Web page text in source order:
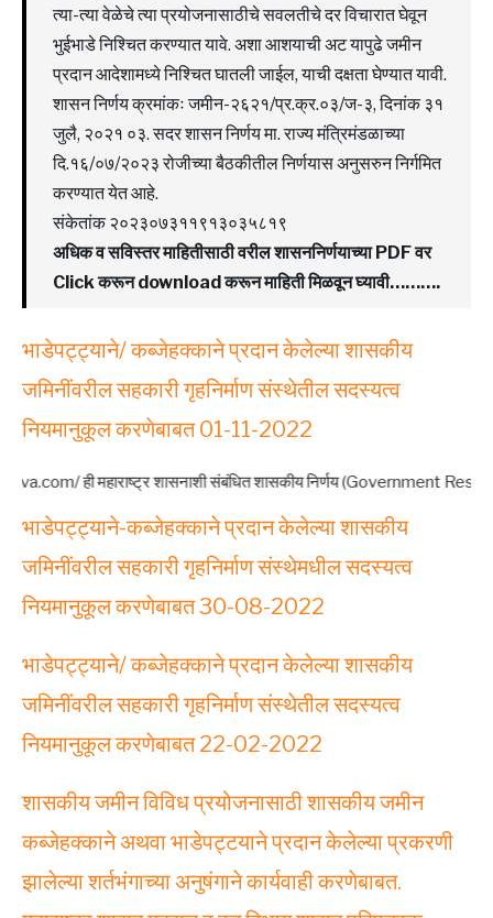
त्या-त्या वेळेचे त्या प्रयोजनासाठीचे सवलतीचे दर विचारात घेवून
भुईभाडे निश्चित करण्यात यावे. अशा आशयाची अट यापुढे जमीन
प्रदान आदेशामध्ये निश्चित घातली जाईल, याची दक्षता घेण्यात यावी.
शासन निर्णय क्रमांकः जमीन-२६२१/प्र.क्र.०३/ज-३, दिनांक ३१
जुलै, २०२१ ०३. सदर शासन निर्णय मा. राज्य मंत्रिमंडळाच्या
दि.१६/०७/२०२३ रोजीच्या बैठकीतील निर्णयास अनुसरुन निर्गमित
करण्यात येत आहे.
संकेतांक २०२३०७३११९१३०३५८१९
अधिक व सविस्तर माहितीसाठी वरील शासननिर्णयाच्या PDF वर
Click करून download करून माहिती मिळवून घ्यावी……….
भाडेपट्ट्याने/ कब्जेहक्काने प्रदान केलेल्या शासकीय
जमिनींवरील सहकारी गृहनिर्माण संस्थेतील सदस्यत्व
नियमानुकूल करणेबाबत 01-11-2022
शासनाशी संबंधित शासकीय निर्णय (Government Resolutions – GR) आणि
भाडेपट्ट्याने-कब्जेहक्काने प्रदान केलेल्या शासकीय
जमिनींवरील सहकारी गृहनिर्माण संस्थेमधील सदस्यत्व
नियमानुकूल करणेबाबत 30-08-2022
भाडेपट्ट्याने/ कब्जेहक्काने प्रदान केलेल्या शासकीय
जमिनींवरील सहकारी गृहनिर्माण संस्थेतील सदस्यत्व
नियमानुकूल करणेबाबत 22-02-2022
शासकीय जमीन विविध प्रयोजनासाठी शासकीय जमीन
कब्जेहक्काने अथवा भाडेपट्टयाने प्रदान केलेल्या प्रकरणी
झालेल्या शर्तभंगाच्या अनुषंगाने कार्यवाही करणेबाबत.